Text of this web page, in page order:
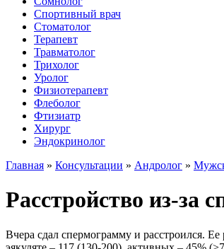
Спортивный врач
Стоматолог
Терапевт
Травматолог
Трихолог
Уролог
Физиотерапевт
Флеболог
Фтизиатр
Хирург
Эндокринолог
Главная » Консультации » Андролог »
Расстройство из-за
Вчера сдал спермограмму и расcтроился.